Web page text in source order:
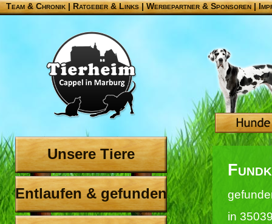
Team & Chronik |Ratgeber & Links|Werbepartner & Sponsoren|
Unsere Tiere
Entlaufen & gefunden
in